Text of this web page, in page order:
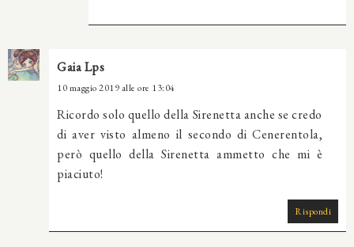
Gaia Lps
10 maggio 2019 alle ore 13:04
Ricordo solo quello della Sirenetta anche se credo
di aver visto almeno il secondo di Cenerentola,
però quello della Sirenetta ammetto che mi è
piaciuto!
Rispondi